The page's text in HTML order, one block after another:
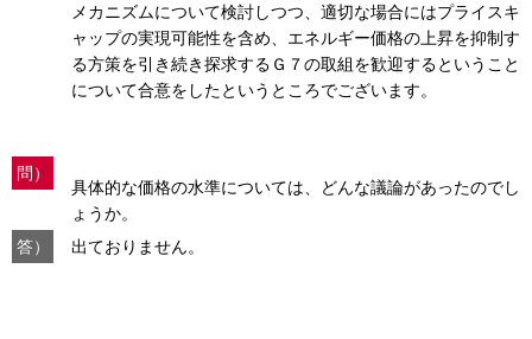
メカニズムについて検討しつつ、適切な場合にはプライスキ
ャップの実現可能性を含め、エネルギー価格の上昇を抑制す
る方策を引き続き探求するＧ７の取組を歓迎するということ
について合意をしたというところでございます。
問）
具体的な価格の水準については、どんな議論があったのでし
ょうか。
答）
出ておりません。